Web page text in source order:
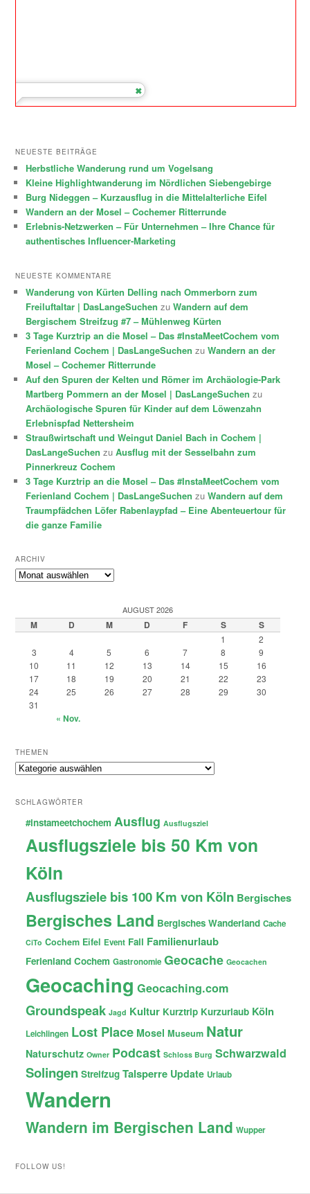
NEUESTE BEITRÄGE
Herbstliche Wanderung rund um Vogelsang
Kleine Highlightwanderung im Nördlichen Siebengebirge
Burg Nideggen – Kurzausflug in die Mittelalterliche Eifel
Wandern an der Mosel – Cochemer Ritterrunde
Erlebnis-Netzwerken – Für Unternehmen – Ihre Chance für
authentisches Influencer-Marketing
NEUESTE KOMMENTARE
Wanderung von Kürten Delling nach Ommerborn zum
Freiluftaltar | DasLangeSuchen zuWandern auf dem
Bergischem Streifzug #7 – Mühlenweg Kürten
3 Tage Kurztrip an die Mosel – Das #InstaMeetCochem vom
Ferienland Cochem | DasLangeSuchen zuWandern an der
Mosel – Cochemer Ritterrunde
Auf den Spuren der Kelten und Römer im Archäologie-Park
Martberg Pommern an der Mosel | DasLangeSuchen zu
Archäologische Spuren für Kinder auf dem Löwenzahn
Erlebnispfad Nettersheim
Straußwirtschaft und Weingut Daniel Bach in Cochem |
DasLangeSuchen zuAusflug mit der Sesselbahn zum
Pinnerkreuz Cochem
3 Tage Kurztrip an die Mosel – Das #InstaMeetCochem vom
Ferienland Cochem | DasLangeSuchen zuWandern auf dem
Traumpfädchen Löfer Rabenlaypfad – Eine Abenteuertour für
die ganze Familie
ARCHIV
Archiv
AUGUST 2026
M D M D F S S
1
2
3
4 5 6 7 8
9
10
11 12 13 14 15
16
17
18 19 20 21 22
23
24
25 26 27 28 29
30
31
« Nov.
THEMEN
Themen
SCHLAGWÖRTER
#instameetchochem Ausflug Ausflugsziel
Ausflugsziele bis 50 Km von
Köln
Ausflugsziele bis 100 Km von Köln Bergisches
Bergisches Land Bergisches Wanderland Cache
CiTo Cochem Eifel Event Fail Familienurlaub
Ferienland Cochem Gastronomie Geocache Geocachen
Geocaching Geocaching.com
Groundspeak Jagd Kultur Kurztrip Kurzurlaub Köln
Leichlingen Lost Place Mosel Museum Natur
Naturschutz Owner Podcast Schloss Burg Schwarzwald
Solingen Streifzug Talsperre Update Urlaub
Wandern
Wandern im Bergischen Land Wupper
FOLLOW US!